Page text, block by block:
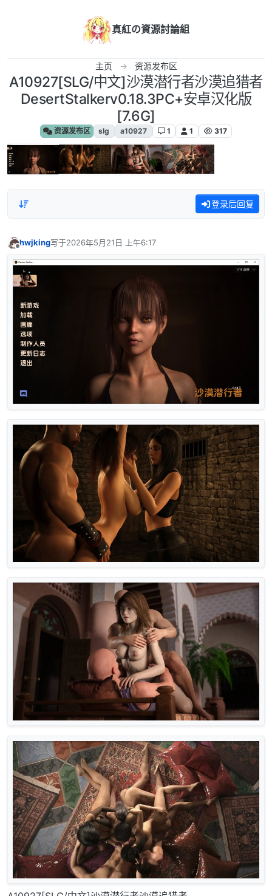
真紅の資源討論組
主页 资源发布区
A10927[SLG/中文]沙漠潜行者沙漠追猎者
DesertStalkerv0.18.3PC+安卓汉化版
[7.6G]
资源发布区 slg a10927 1 1 317
登录后回复
hwjking写于2026年5月21日 上午6:17
最后由 编辑